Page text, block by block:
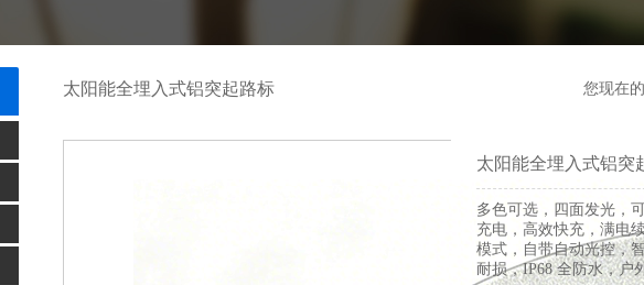
太阳能全埋入式铝突起路标 您现在
太阳能全埋入式铝突
多色可选，四面发光，
充电，高效快充， 满电
模式，自带自动光控，
耐损，IP68 全防水，户